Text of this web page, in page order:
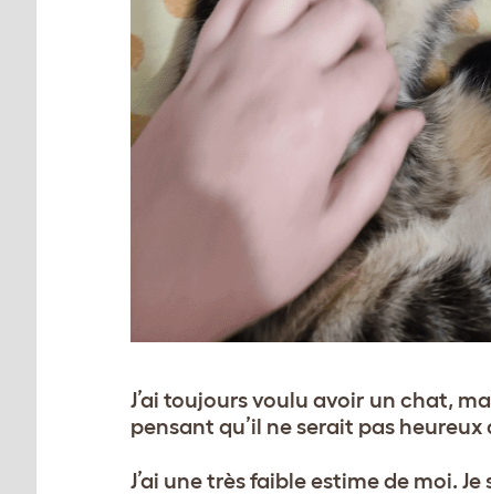
J’ai toujours voulu avoir un chat,
pensant qu’il ne serait pas
J’ai une très faible estime de moi.